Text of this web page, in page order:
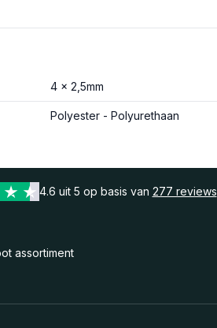
4 x 2,5mm
Polyester - Polyurethaan
4.6 uit 5 op basis van 277 reviews
assortiment